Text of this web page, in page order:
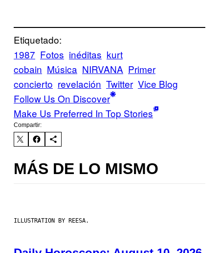
Etiquetado:
1987 Fotos inéditas kurt
cobain Música NIRVANA Primer
concierto revelación Twitter Vice Blog
Follow Us On Discover
Make Us Preferred In Top Stories
Compartir:
MÁS DE LO MISMO
ILLUSTRATION BY REESA.